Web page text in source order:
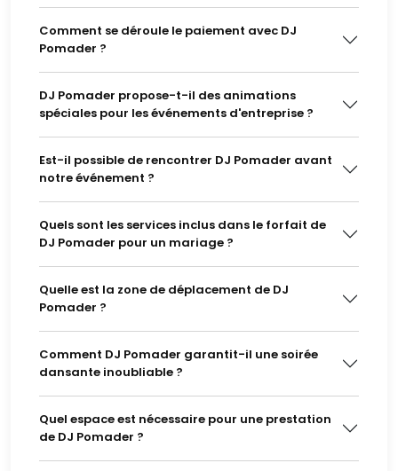
Comment se déroule le paiement avec DJ
Pomader ?
DJ Pomader propose-t-il des animations
spéciales pour les événements d'entreprise ?
Est-il possible de rencontrer DJ Pomader avant
notre événement ?
Quels sont les services inclus dans le forfait de
DJ Pomader pour un mariage ?
Quelle est la zone de déplacement de DJ
Pomader ?
Comment DJ Pomader garantit-il une soirée
dansante inoubliable ?
Quel espace est nécessaire pour une prestation
de DJ Pomader ?